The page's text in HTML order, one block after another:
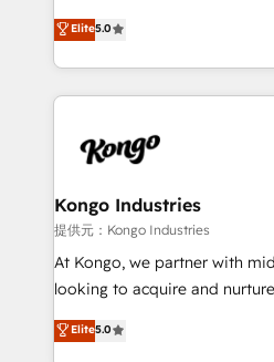
brings us to our mission; to
much Benelux companies as
We combine strategy,
management to drive
the fast-growing Siloy
250+ HubSpot experts
business goals. Talk to us if you’re looking to: -
reliable source of truth -
CRM and marketing data, not
system - Accelerate impact
understands both strategy
Elite5.0
Kongo Industries
提供元：Kongo Industries
At Kongo, we partner with
looking to acquire and
leads. We use digital media,
automation and software
Elite5.0